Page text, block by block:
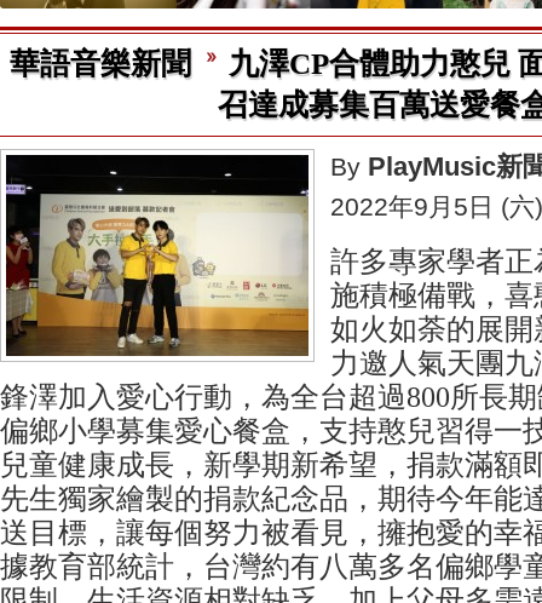
華語音樂新聞
九澤CP合體助力憨兒
召達成募集百萬送愛餐
By PlayMusic新
2022年9月5日 (六)
許多專家學者
施積極備戰，
如火如荼的展
力邀人氣天團
鋒澤加入愛心行動，為全台超過800所長
偏鄉小學募集愛心餐盒，支持憨兒習得一
兒童健康成長，新學期新希望，捐款滿額
先生獨家繪製的捐款紀念品，期待今年能
送目標，讓每個努力被看見，擁抱愛的幸
據教育部統計，台灣約有八萬多名偏鄉學